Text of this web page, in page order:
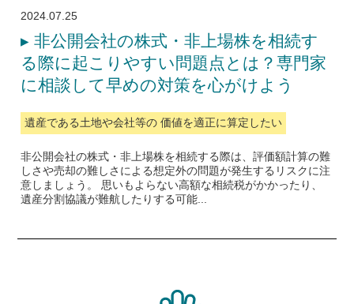
2024.07.25
▸非公開会社の株式・非上場株を相続す
る際に起こりやすい問題点とは？専門家
に相談して早めの対策を心がけよう
遺産である土地や会社等の 価値を適正に算定したい
非公開会社の株式・非上場株を相続する際は、評価額計算の難
しさや売却の難しさによる想定外の問題が発生するリスクに注
意しましょう。 思いもよらない高額な相続税がかかったり、
遺産分割協議が難航したりする可能...